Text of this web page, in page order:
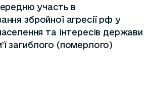
участь в
збройної агресії рф у
та інтересів держави
загиблого (померлого)